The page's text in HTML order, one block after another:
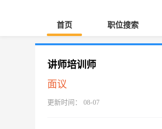
首页 职位搜索
讲师培训师
面议
更新时间： 08-07